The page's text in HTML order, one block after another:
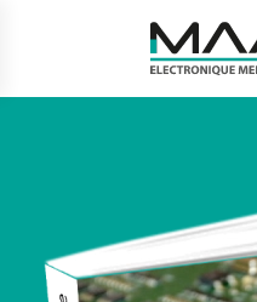
Passer au contenu